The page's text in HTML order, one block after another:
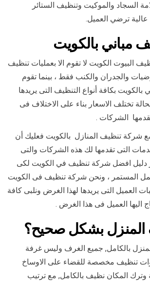
السجاد والموكيت وتنظيف الستائر
ترضي العميل.
مباني بالكويت
البيوت الكويت لا تقوم الا بعمليات تنظيف
والجدران والكنب فقط ، بينما تقوم
بكافة أنواع التنظيف التى يريدها
تختلف الاسعار بناء على الاختلاف فى
الشركات .
مع شركة تنظيف المنازل بالكويت فعليك أن
التى تقدمها لك هذه الشركات والتى
دليل افضل شركة تنظيف في الكويت لكى
المستمر ، ونحن شركة تنظيف فى الكويت
العميل التى يريدها لهذا الغرض ونلبى كافة
اليها العميل فى هذا الغرض .
بشكل صحيح؟
بالكامل, جميع الغرف وليس غرفة
تنظيف مخصصة للقضاء على الاوساخ
وترك المكان نظيف بالكامل, مع ترتيب